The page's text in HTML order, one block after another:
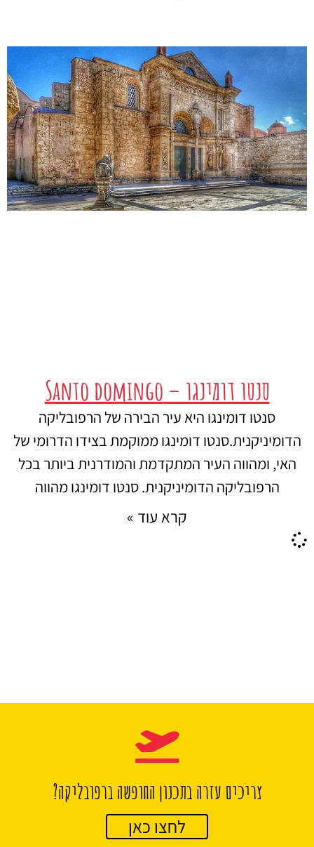
סנטו דומינגו – Santo domingo
סנטו דומינגו היא עיר הבירה של הרפובליקה
הדומיניקנית.סנטו דומינגו ממוקמת בצידו הדרומי של
האי, ומהווה העיר המתקדמת והמודרנית ביותר בכל
הרפובליקה הדומיניקנית. סנטו דומינגו מהווה
קרא עוד »
צריכים עזרה בתכנון החופשה ברפובליקה?
לחצו כאן